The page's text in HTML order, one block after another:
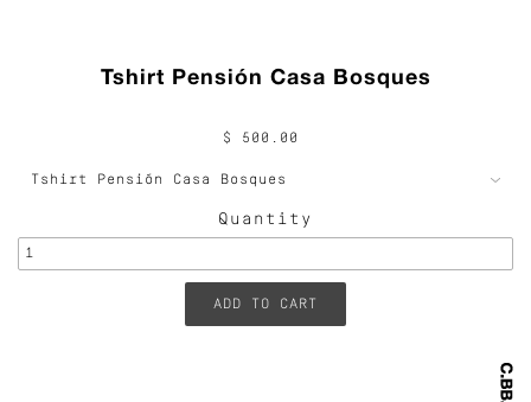
Tshirt Pensión Casa Bosques
$ 500.00
Quantity